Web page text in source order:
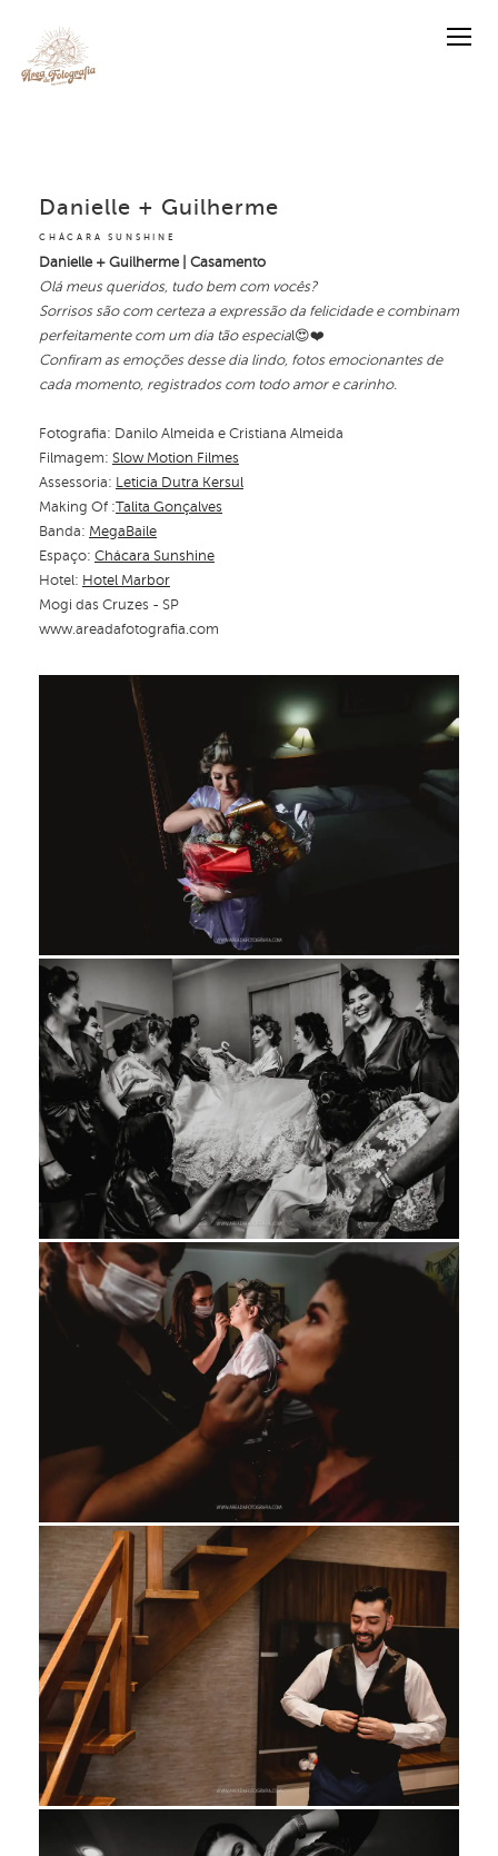
CHÁCARA SUNSHINE
Danielle + Guilherme
Danielle + Guilherme | Casamento
Olá meus queridos, tudo bem com vocês?
Sorrisos são com certeza a expressão da felicidade e combinam
perfeitamente com um dia tão especial😍❤️
Confiram as emoções desse dia lindo, fotos emocionantes de
cada momento, registrados com todo amor e carinho.
Fotografia: Danilo Almeida e Cristiana Almeida
Filmagem: Slow Motion Filmes
Assessoria: Leticia Dutra Kersul
Making Of :Talita Gonçalves
Banda: MegaBaile
Espaço: Chácara Sunshine
Hotel: Hotel Marbor
Mogi das Cruzes - SP
www.areadafotografia.com